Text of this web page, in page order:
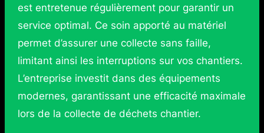
est entretenue régulièrement pour garantir un
service optimal. Ce soin apporté au matériel
permet d’assurer une collecte sans faille,
limitant ainsi les interruptions sur vos chantiers.
L’entreprise investit dans des équipements
modernes, garantissant une efficacité maximale
lors de la collecte de déchets chantier.